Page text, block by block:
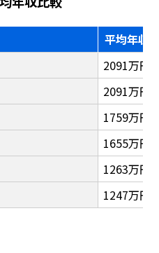
平均年収
2091万円
2091万円
1759万円
1655万円
1263万円
1247万円